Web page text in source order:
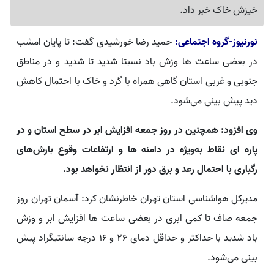
خیزش خاک خبر داد.
نورنیوز-گروه اجتماعی: حمید رضا خورشیدی گفت: تا پایان امشب
در بعضی ساعت‌ ها وزش باد نسبتا شدید تا شدید و در مناطق
جنوبی و غربی استان گاهی همراه با گرد و خاک با احتمال کاهش
دید پیش‌ بینی می‌شود.
وی افزود: همچنین در روز جمعه افزایش ابر در سطح استان و در
پاره‌ ای نقاط به‌ویژه در دامنه‌ ها و ارتفاعات وقوع بارش‌های
رگباری با احتمال رعد و برق دور از انتظار نخواهد بود.
مدیرکل هواشناسی استان تهران خاطرنشان کرد: آسمان تهران روز
جمعه صاف تا کمی ابری در بعضی ساعت‌ ها افزایش ابر و وزش
باد شدید با حداکثر و حداقل دمای ۲۶ و ۱۶ درجه سانتیگراد پیش
بینی می‌شود.